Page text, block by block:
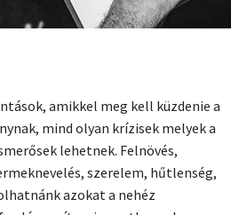
amikkel meg kell küzdenie a
mind olyan krízisek melyek a
lehetnek. Felnövés,
szerelem, hűtlenség,
azokat a nehéz